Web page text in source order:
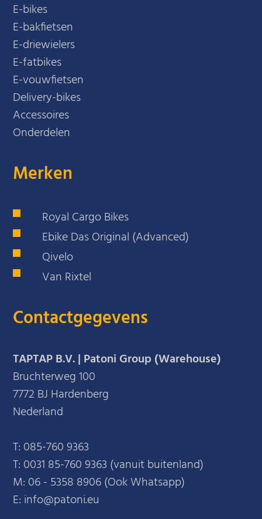
E-bikes
E-bakfietsen
E-driewielers
E-fatbikes
E-vouwfietsen
Delivery-bikes
Accessoires
Onderdelen
Merken
Royal Cargo Bikes
Ebike Das Original (Advanced)
Qivelo
Van Rixtel
Contactgegevens
TAPTAP B.V. | Patoni Group (Warehouse)
Bruchterweg 100
7772 BJ Hardenberg
Nederland
T: 085-760 9363
T: 0031 85-760 9363 (vanuit buitenland)
M: 06 - 5358 8906 (Ook Whatsapp)
E: info@patoni.eu